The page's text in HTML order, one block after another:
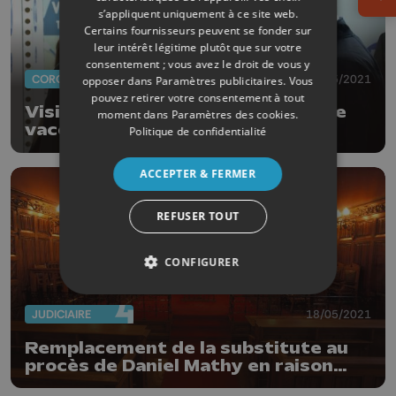
CORONAVIRUS 26/05/2021
Visite du Roi Philippe au centre de
vaccination de Bierset
JUDICIAIRE 18/05/2021
Remplacement de la substitute au
procès de Daniel Mathy en raison
d'un cas de Covid-19
s’appliquent uniquement à ce site web.
Certains fournisseurs peuvent se fonder sur
leur intérêt légitime plutôt que sur votre
consentement ; vous avez le droit de vous y
opposer dans Paramètres publicitaires. Vous
pouvez retirer votre consentement à tout
moment dans Paramètres des cookies.
Politique de confidentialité
ACCEPTER & FERMER
REFUSER TOUT
CONFIGURER